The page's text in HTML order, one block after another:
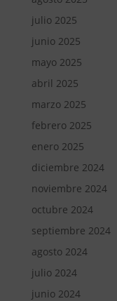
julio 2025
junio 2025
mayo 2025
abril 2025
marzo 2025
febrero 2025
enero 2025
diciembre 2024
noviembre 2024
octubre 2024
septiembre 2024
agosto 2024
julio 2024
junio 2024